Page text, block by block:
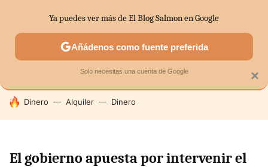
SECTORES ECONOMÍA DOMÉSTICA MERCADOS
HOY SE HABLA DE
Dinero Alquiler Dinero
El gobierno apuesta por intervenir el
×
Ya puedes ver más de El Blog Salmon en Google
Añádenos como fuente preferida
Solo necesitas una cuenta de Google